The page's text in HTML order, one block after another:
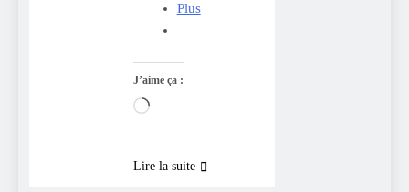
Plus
J’aime ça :
Chargement…
Lire la suite